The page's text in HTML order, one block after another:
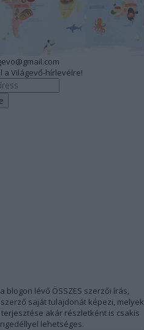
a Világevő-hírlevélre!
blogon lévő ÖSSZES szerzői írás,
saját tulajdonát képezi, melyek
akár részletként is csakis
lehetséges.